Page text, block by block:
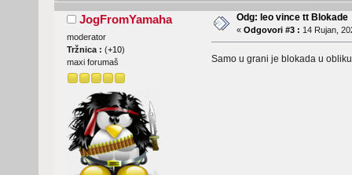
JogFromYamaha
moderator
Tržnica : (+10)
maxi forumaš
Odg: leo vince tt Blokade
« Odgovori #3 : 14 Rujan,
Samo u grani je blokada u